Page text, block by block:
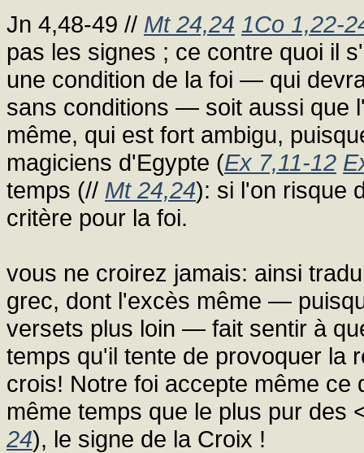
Jn 4,48-49 // Mt 24,24 1Co 1,22-
pas les signes ; ce contre quoi il
une condition de la foi — qui
sans conditions — soit aussi que
même, qui est fort ambigu,
magiciens d'Egypte (Ex 7,11-12
temps (// Mt 24,24): si l'on risque
critère pour la foi.
vous ne croirez jamais: ainsi
grec, dont l'excès même —
versets plus loin — fait sentir à
temps qu'il tente de provoquer la
crois! Notre foi accepte même
même temps que le plus pur
24), le signe de la Croix !